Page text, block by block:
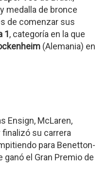
y medalla de bronce
de comenzar sus
1, categoría en la que
(Alemania) en
Ensign, McLaren,
finalizó su carrera
para Benetton-
ganó el Gran Premio de